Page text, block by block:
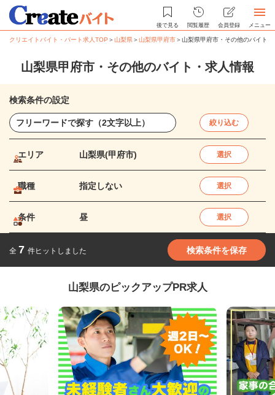
後で見る 閲覧履歴 会員登録 メニュー
クリエイトバイト・パート求人TOP ＞山梨県＞山梨県甲府市＞山梨県甲府市・その他のバイト
山梨県甲府市・その他のバイト・求人情報
検索条件の設定
絞り込む
エリア 山梨県(甲府市) 選択
職種 指定しない 選択
条件 昼 選択
全 7 件ヒットしました 検索条件を保存
山梨県のピックアップPR求人